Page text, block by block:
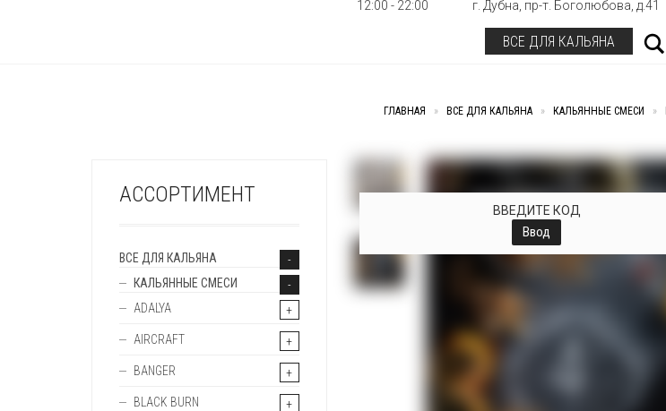
12:00 - 22:00
г. Дубна, пр-т. Боголюбова, д.41
ВСЕ ДЛЯ КАЛЬЯНА
ГЛАВНАЯ » ВСЕ ДЛЯ КАЛЬЯНА » КАЛЬЯННЫЕ СМЕСИ »
ВВЕДИТЕ КОД
Ввод
+
АССОРТИМЕНТ
ВСЕ ДЛЯ КАЛЬЯНА
КАЛЬЯННЫЕ СМЕСИ
ADALYA
AIRCRAFT
BANGER
BLACK BURN